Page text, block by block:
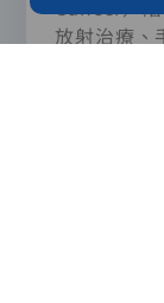
放射治療、